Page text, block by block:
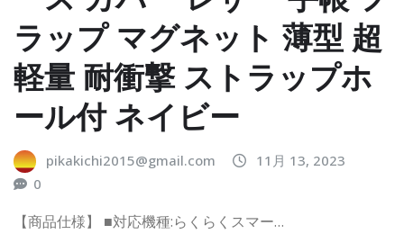
ラップ マグネット 薄型 超
軽量 耐衝撃 ストラップホ
ール付 ネイビー
pikakichi2015@gmail.com
11月 13, 2023
0
【商品仕様】 ■対応機種:らくらくスマー…